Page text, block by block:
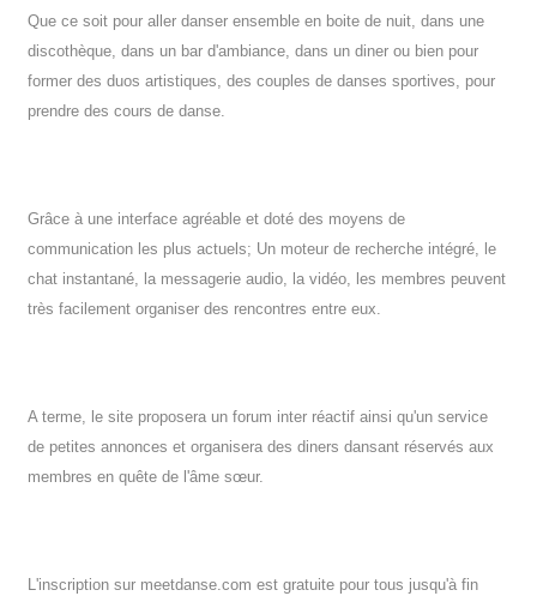
Que ce soit pour aller danser ensemble en boite de nuit, dans une
discothèque, dans un bar d'ambiance, dans un diner ou bien pour
former des duos artistiques, des couples de danses sportives, pour
prendre des cours de danse.
Grâce à une interface agréable et doté des moyens de
communication les plus actuels; Un moteur de recherche intégré, le
chat instantané, la messagerie audio, la vidéo, les membres peuvent
très facilement organiser des rencontres entre eux.
A terme, le site proposera un forum inter réactif ainsi qu'un service
de petites annonces et organisera des diners dansant réservés aux
membres en quête de l'âme sœur.
L'inscription sur meetdanse.com est gratuite pour tous jusqu'à fin